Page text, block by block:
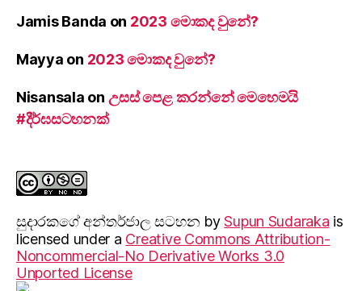
Jamis Banda on 2023 මොකද වුනේ?
Mayya on 2023 මොකද වුනේ?
Nisansala on උසස් පෙළ කරන්නේ මෙහෙමයි
#දීර්ඝසටහනක්
සුදාරක‍ගේ අන්තර්ජාල සටහන bySupun Sudaraka is
licensed under a Creative Commons Attribution-
Noncommercial-No Derivative Works 3.0
Unported License